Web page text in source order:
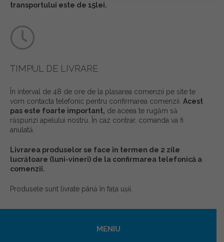
transportului este de 15lei.
TIMPUL DE LIVRARE
În interval de 48 de ore de la plasarea comenzii pe site te
vom contacta telefonic pentru confirmarea comenzii. Acest
pas este foarte important, de aceea te rugăm să
răspunzi apelului nostru. În caz contrar, comanda va fi
anulată.
Livrarea produselor se face în termen de 2 zile
lucrătoare (luni-vineri) de la confirmarea telefonică a
comenzii.
Produsele sunt livrate până în faţa uşii.
MENIU